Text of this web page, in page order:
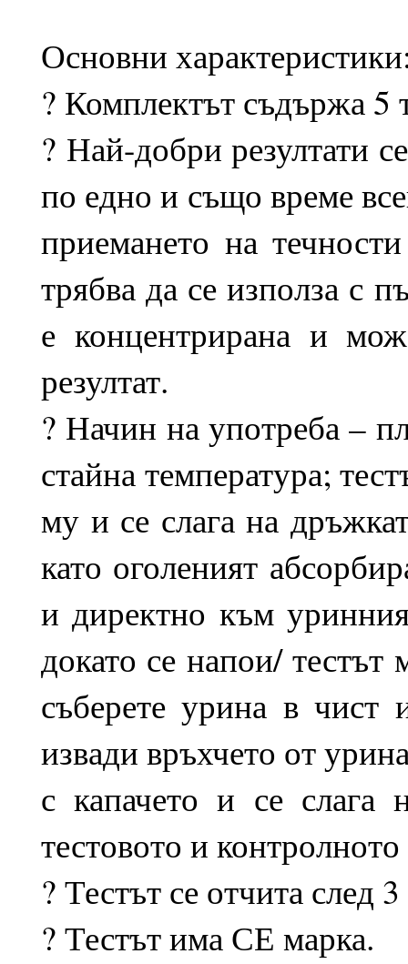
Основни
? Комплектът съдържа 5
? Най-добри резултати
по едно и също време
приемането на
трябва да се използа с
е концентрирана и
резултат.
? Начин на употреба –
стайна температура;
му и се слага на
като оголеният
и директно към
докато се напои/
съберете урина в чист
извади връхчето от
с капачето и се слага
тестовото и
? Тестът се отчита след
? Тестът има СЕ марка.